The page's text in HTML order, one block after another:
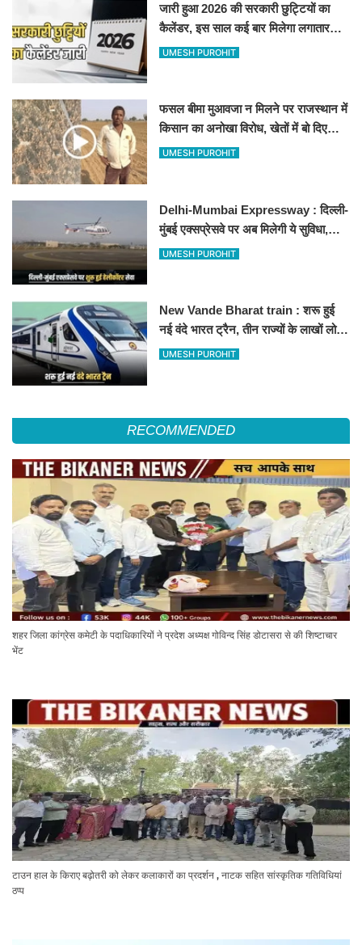
जारी हुआ 2026 की सरकारी छुट्टियों का
कैलेंडर, इस साल कई बार मिलेगा लगातार
अवकाश, देखें
UMESH PUROHIT
फसल बीमा मुआवजा न मिलने पर राजस्थान में
किसान का अनोखा विरोध, खेतों में बो दिए
500-500 रुपए के नोट, वीडियो वायरल
UMESH PUROHIT
Delhi-Mumbai Expressway : दिल्ली-
मुंबई एक्सप्रेसवे पर अब मिलेगी ये सुविधा,
हेलीकॉप्टर सर्विस से तुरंत घायल पहुंचेगा
UMESH PUROHIT
New Vande Bharat train : शरू हुई
नई वंदे भारत ट्रैन, तीन राज्यों के लाखों लोगों
का सफर होगा आसान, देखें पूरा रूटमैप
UMESH PUROHIT
RECOMMENDED
शहर जिला कांग्रेस कमेटी के पदाधिकारियों ने प्रदेश अध्यक्ष गोविन्द सिंह डोटासरा से की शिष्टाचार
भेंट
टाउन हाल के किराए बढ़ोतरी को लेकर कलाकारों का प्रदर्शन , नाटक सहित सांस्कृतिक गतिविधियां
ठप्प